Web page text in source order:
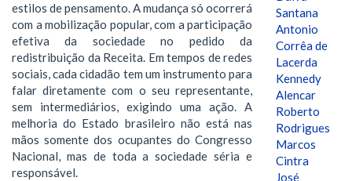
estilos de pensamento. A mudança só ocorrerá
com a mobilização popular, com a participação
efetiva da sociedade no pedido da
redistribuição da Receita. Em tempos de redes
sociais, cada cidadão tem um instrumento para
falar diretamente com o seu representante,
sem intermediários, exigindo uma ação. A
melhoria do Estado brasileiro não está nas
mãos somente dos ocupantes do Congresso
Nacional, mas de toda a sociedade séria e
responsável.
Santana
Antonio
Corrêa de
Lacerda
Kennedy
Alencar
Roberto
Rodrigues
Marcos
Cintra
José